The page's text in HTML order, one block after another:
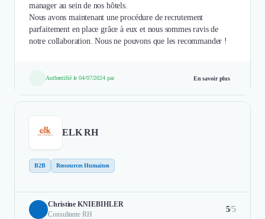
manager au sein de nos hôtels.
Nous avons maintenant une procédure de recrutement
parfaitement en place grâce à eux et nous sommes ravis de
Authentifié le 04/07/2024 par En savoir plus
ELK RH
B2B Ressources Humaines
Christine KNIEBIHLER
Consultante RH
5/5